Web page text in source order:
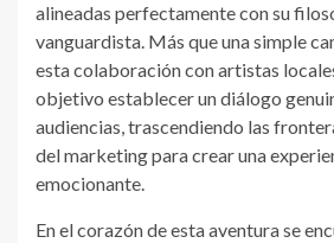
alineadas perfectamente con su
vanguardista. Más que una simple
esta colaboración con artistas
objetivo establecer un diálogo
audiencias, trascendiendo las
del marketing para crear una
emocionante.
En el corazón de esta aventura se